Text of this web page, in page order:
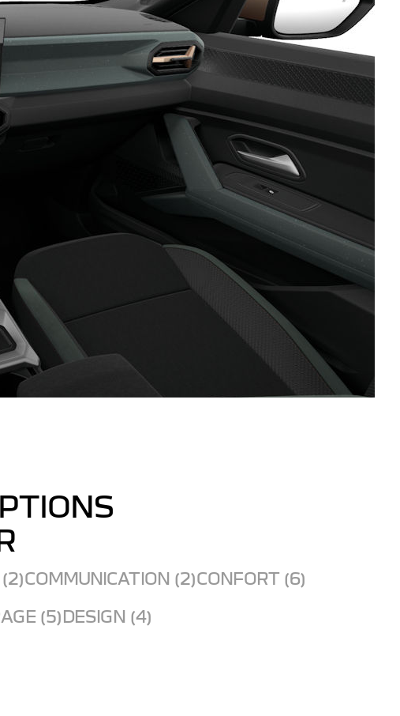
COMMUNICATION (2)CONFORT (6)
(5)DESIGN (4)